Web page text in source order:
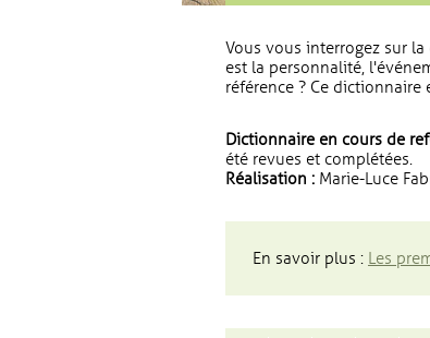
Vous vous interrogez sur
est la personnalité,
référence ? Ce
Dictionnaire en cours de
été revues et complétées.
Réalisation : Marie-Luce
En savoir plus : Les